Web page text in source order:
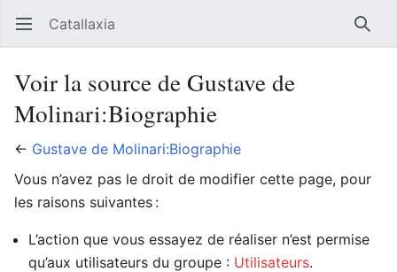
Ouvrir le menu principal Catallaxia
Voir la source de Gustave de
Molinari:Biographie
← Gustave de Molinari:Biographie
Vous n’avez pas le droit de modifier cette page, pour
les raisons suivantes :
L’action que vous essayez de réaliser n’est permise
qu’aux utilisateurs du groupe : Utilisateurs.